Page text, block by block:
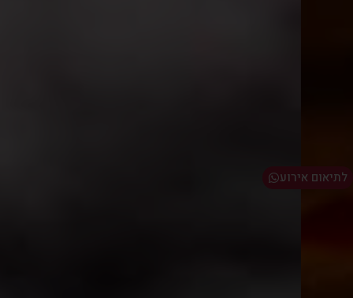
לתיאום אירוע